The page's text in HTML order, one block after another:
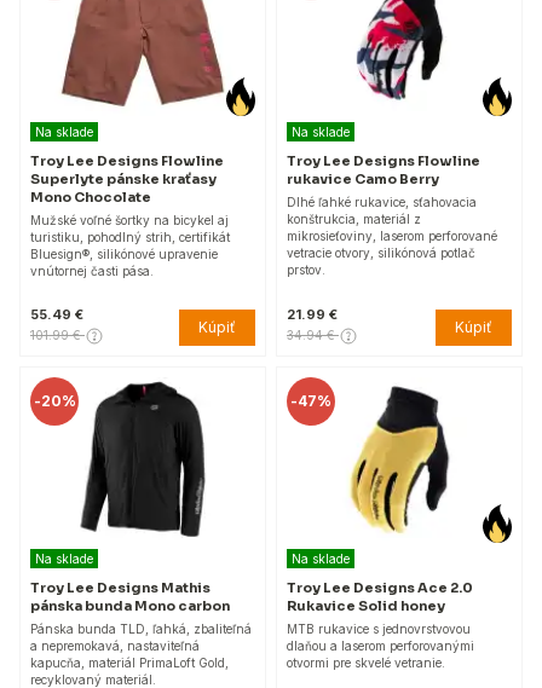
Na sklade
Troy Lee Designs Flowline
Superlyte pánske kraťasy
Mono Chocolate
Mužské voľné šortky na bicykel aj
turistiku, pohodlný strih, certifikát
Bluesign®, silikónové upravenie
vnútornej časti pása.
55.49 €
101.99 € Kúpiť
Na sklade
Troy Lee Designs Flowline
rukavice Camo Berry
Dlhé ľahké rukavice, sťahovacia
konštrukcia, materiál z
mikrosieťoviny, laserom perforované
vetracie otvory, silikónová potlač
prstov.
21.99 €
34.94 € Kúpiť
-20%
Na sklade
Troy Lee Designs Mathis
pánska bunda Mono carbon
Pánska bunda TLD, ľahká, zbaliteľná
a nepremokavá, nastaviteľná
kapucňa, materiál PrimaLoft Gold,
recyklovaný materiál.
-47%
Na sklade
Troy Lee Designs Ace 2.0
Rukavice Solid honey
MTB rukavice s jednovrstvovou
dlaňou a laserom perforovanými
otvormi pre skvelé vetranie.